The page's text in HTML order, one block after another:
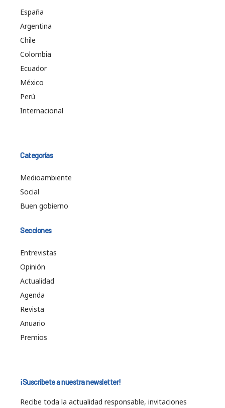
España
Argentina
Chile
Colombia
Ecuador
México
Perú
Internacional
Categorías
Medioambiente
Social
Buen gobierno
Secciones
Entrevistas
Opinión
Actualidad
Agenda
Revista
Anuario
Premios
¡Suscríbete a nuestra newsletter!
Recibe toda la actualidad responsable, invitaciones